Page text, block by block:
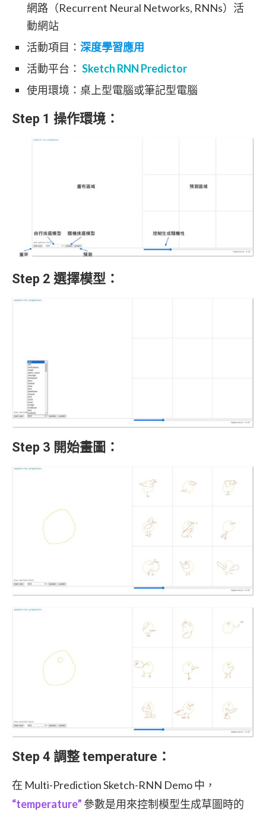
網路（Recurrent Neural Networks, RNNs）活
動網站
活動項目： 深度學習應用
活動平台： Sketch RNN Predictor
使用環境：桌上型電腦或筆記型電腦
Step 1 操作環境：
Step 2 選擇模型：
Step 3 開始畫圖：
Step 4 調整 temperature：
在 Multi-Prediction Sketch-RNN Demo 中，
“temperature” 參數是用來控制模型生成草圖時的